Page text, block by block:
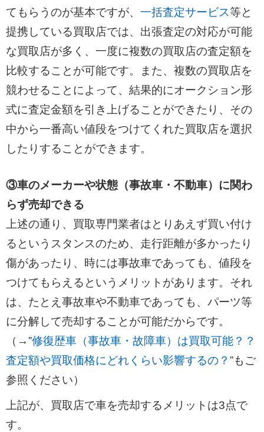
てもらうのが基本ですが、 一括査定サービス等と
提携している買取店では、出張査定の対応が可能
な買取店が多く、一度に複数の買取店の査定額を
比較することが可能です。また、複数の買取店を
競わせることによって、結果的にオークション形
式に査定金額を引き上げることができたり、その
中から一番高い値段をつけてくれた買取店を選択
したりすることができます。
③車のメーカーや状態（事故車・不動車）に関わ
らず売却できる
上述の通り、買取専門業者はとりあえず買い付け
るというスタンスのため、走行距離が多かったり
傷があったり、時には事故車であっても、値段を
つけてもらえるというメリットがあります。それ
は、たとえ事故車や不動車であっても、パーツ等
に分解して売却することが可能だからです。
（→”修復歴車（事故車・故障車）は買取可能？？
査定額や買取価格にどれくらい影響するの？ ”もご
参照ください）
上記が、買取店で車を売却するメリットは3点で
す。